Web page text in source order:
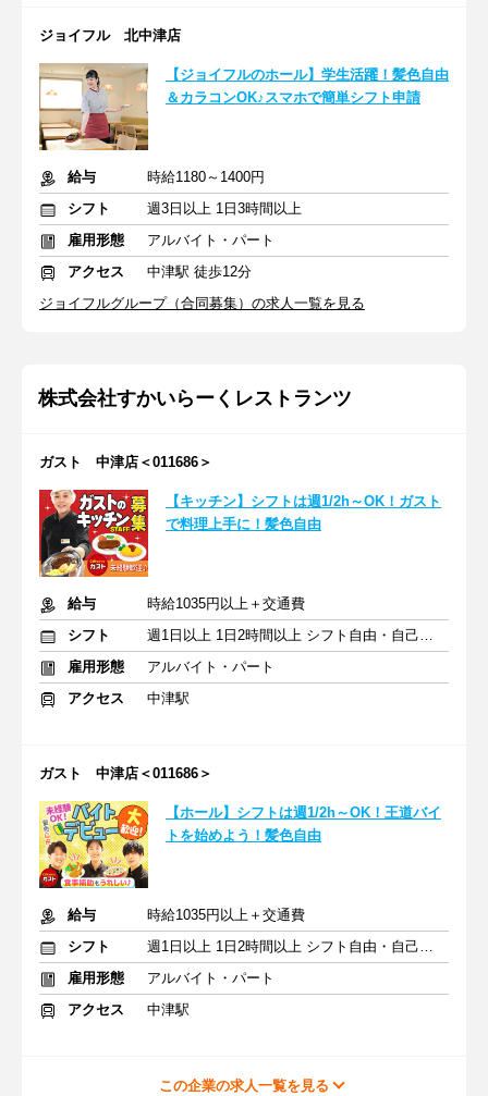
ジョイフル 北中津店
【ジョイフルのホール】学生活躍！髪色自由
＆カラコンOK♪スマホで簡単シフト申請
給与
時給1180～1400円
シフト
週3日以上 1日3時間以上
雇用形態
アルバイト・パート
アクセス
中津駅 徒歩12分
ジョイフルグループ（合同募集）の求人一覧を見る
株式会社すかいらーくレストランツ
ガスト 中津店＜011686＞
【キッチン】シフトは週1/2h～OK！ガスト
で料理上手に！髪色自由
給与
時給1035円以上＋交通費
シフト
週1日以上 1日2時間以上 シフト自由・自己申告
雇用形態
アルバイト・パート
アクセス
中津駅
ガスト 中津店＜011686＞
【ホール】シフトは週1/2h～OK！王道バイ
トを始めよう！髪色自由
給与
時給1035円以上＋交通費
シフト
週1日以上 1日2時間以上 シフト自由・自己申告
雇用形態
アルバイト・パート
アクセス
中津駅
この企業の求人一覧を見る